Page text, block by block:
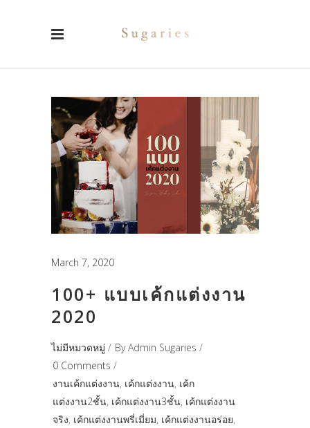
March 7, 2020
100+ แบบเค้กแต่งงาน
2020
ไม่มีหมวดหมู่ ByAdmin Sugaries
0 Comments
งานเค้กแต่งงาน, เค้กแต่งงาน, เค้ก
แต่งงาน2ชั้น, เค้กแต่งงาน3ชั้น, เค้กแต่งงาน
จริง, เค้กแต่งงานพรี่เมี่ยม, เค้กแต่งงานอร่อย,